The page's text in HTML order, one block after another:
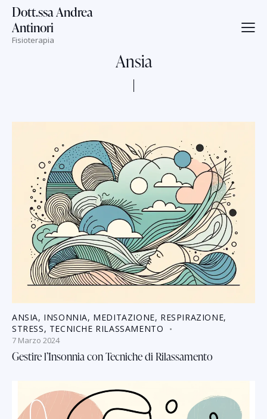
Dott.ssa Andrea
Antinori
Fisioterapia
Ansia
ANSIA, INSONNIA, MEDITAZIONE, RESPIRAZIONE,
STRESS, TECNICHE RILASSAMENTO
7 Marzo 2024
Gestire l’Insonnia con Tecniche di Rilassamento